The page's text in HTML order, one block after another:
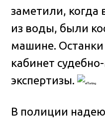
заметили,
из воды, были
машине.
кабинет
экспертизы.
В полиции